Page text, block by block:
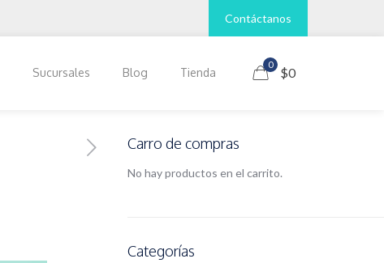
Contáctanos
Sucursales Blog Tienda
0
$0
Carro de compras
No hay productos en el carrito.
Categorías